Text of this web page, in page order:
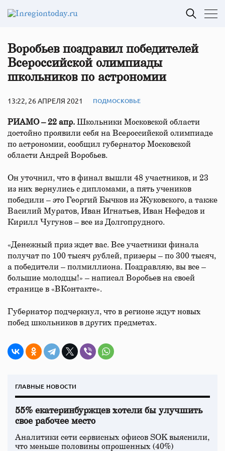
Воробьев поздравил победителей
Всероссийской олимпиады
школьников по астрономии
13:22, 26 АПРЕЛЯ 2021 ПОДМОСКОВЬЕ
РИАМО – 22 апр.
Школьники Московской области
достойно проявили себя на Всероссийской олимпиаде
по астрономии, сообщил губернатор Московской
области Андрей Воробьев.
Он уточнил, что в финал вышли 48 участников, и 23
из них вернулись с дипломами, а пять учеников
победили – это Георгий Бычков из Жуковского, а также
Василий Муратов, Иван Игнатьев, Иван Нефедов и
Кирилл Чугунов – все из Долгопрудного.
«Денежный приз ждет вас. Все участники финала
получат по 100 тысяч рублей, призеры – по 300 тысяч,
а победители – полмиллиона. Поздравляю, вы все –
большие молодцы!» – написал Воробьев на своей
странице в «ВКонтакте».
Губернатор подчеркнул, что в регионе ждут новых
побед школьников в других предметах.
ГЛАВНЫЕ НОВОСТИ
55% екатеринбуржцев хотели бы улучшить
свое рабочее место
Аналитики сети сервисных офисов SOK выяснили,
что меньше половины опрошенных (40%)